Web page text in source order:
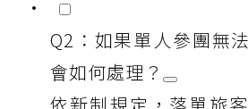
Q2：如果單人參團無
會如何處理？